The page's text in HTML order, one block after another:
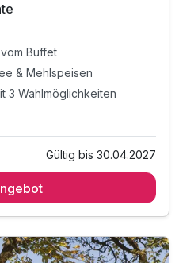
Buffet
& Mehlspeisen
3 Wahlmöglichkeiten
Buffet
Wellnesswelt
Gültig bis 30.04.2027